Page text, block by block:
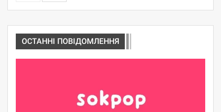
ОСТАННІ ПОВІДОМЛЕННЯ